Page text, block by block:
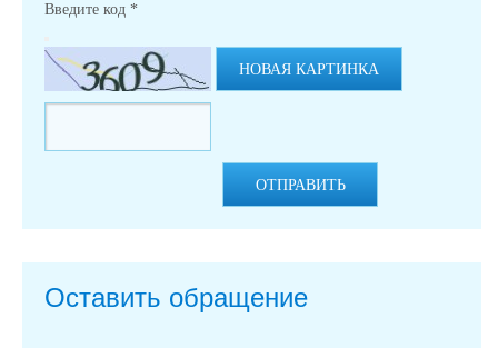
Введите код *
НОВАЯ КАРТИНКА
ОТПРАВИТЬ
Оставить обращение